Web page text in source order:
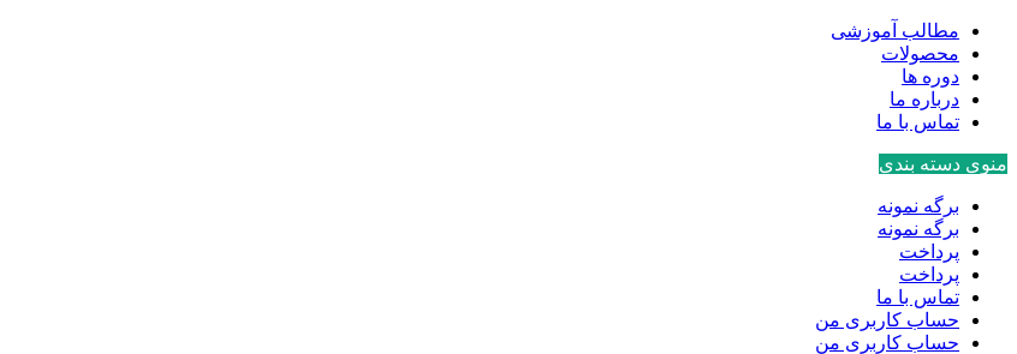
مطالب آموزشی
محصولات
دوره ها
درباره ما
تماس با ما
منوی دسته بندی
برگه نمونه
برگه نمونه
پرداخت
پرداخت
تماس با ما
حساب کاربری من
حساب کاربری من